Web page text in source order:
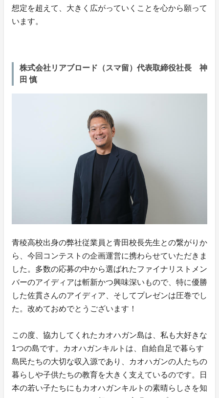
想定を超えて、大きく広がっていくことを心から願って
います。
株式会社リアブロード（スマ留）代表取締役社長 神
田 慎
青稜高校出身の弊社従業員と青田校長先生との繋がりか
ら、今回コンテストの企画運営に携わらせていただきま
した。多数の応募の中から選ばれたファイナリストメン
バーのアイディアは斬新かつ興味深いもので、特に優勝
した佐貫さんのアイディア、そしてプレゼンは圧巻でし
た。改めておめでとうございます！
この度、協力してくれたカオハガン島は、私も大好きな
1つの島です。カオハガンキルトは、自給自足で暮らす
島民たちの大切な収入源であり、カオハガンの人たちの
暮らしや子供たちの教育を大きく支えているのです。日
本の若い子たちにもカオハガンキルトの素晴らしさを知